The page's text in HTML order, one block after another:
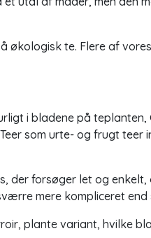
økologisk te. Flere af
i bladene på teplanten,
som urte- og frugt
der forsøger let og
mere kompliceret
plante variant, hvilke